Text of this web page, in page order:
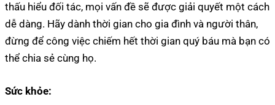
thấu hiểu đối tác, mọi vấn đề sẽ được giải quyết một cách
dễ dàng. Hãy dành thời gian cho gia đình và người thân,
đừng để công việc chiếm hết thời gian quý báu mà bạn có
thể chia sẻ cùng họ.
Sức khỏe: